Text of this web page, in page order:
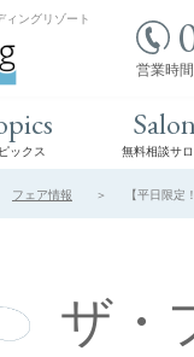
ィングリゾート
営業時
ックス 無料相談サ
フェア情報 【平日限
ザ・